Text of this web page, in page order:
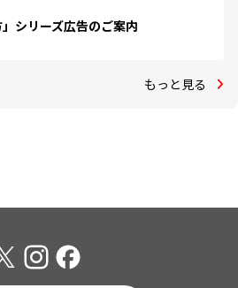
」シリーズ広告のご案内
もっと見る